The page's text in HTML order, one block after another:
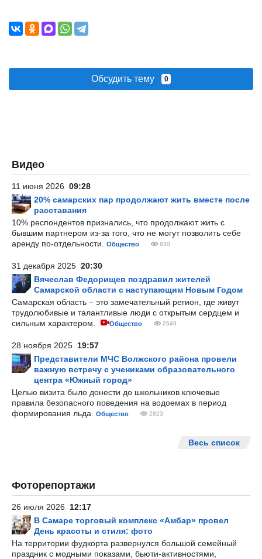
Обсудить тему 0
Видео
11 июня 2026 09:28
20% самарских пар продолжают жить вместе после
расставания
10% респондентов признались, что продолжают жить с
бывшим партнером из-за того, что не могут позволить себе
аренду по-отдельности.
Общество 830
31 декабря 2025 20:30
Вячеслав Федорищев поздравил жителей
Самарской области с наступающим Новым Годом
Самарская область – это замечательный регион, где живут
трудолюбивые и талантливые люди с открытым сердцем и
сильным характером.
Общество 2649
28 ноября 2025 19:57
Представители МЧС Волжского района провели
важную встречу с учениками образовательного
центра «Южный город»
Целью визита было донести до школьников ключевые
правила безопасного поведения на водоемах в период
формирования льда.
Общество 2823
Весь список
Фоторепортажи
26 июля 2026 12:17
В Самаре торговый комплекс «Амбар» провел
День красоты и стиля: фото
На территории фудкорта развернулся большой семейный
праздник с модными показами, бьюти-активностями,